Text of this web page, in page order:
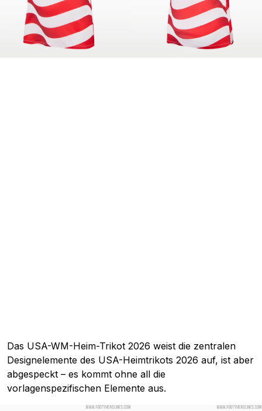
Das USA-WM-Heim-Trikot 2026 weist die zentralen
Designelemente des USA-Heimtrikots 2026 auf, ist aber
abgespeckt – es kommt ohne all die
vorlagenspezifischen Elemente aus.